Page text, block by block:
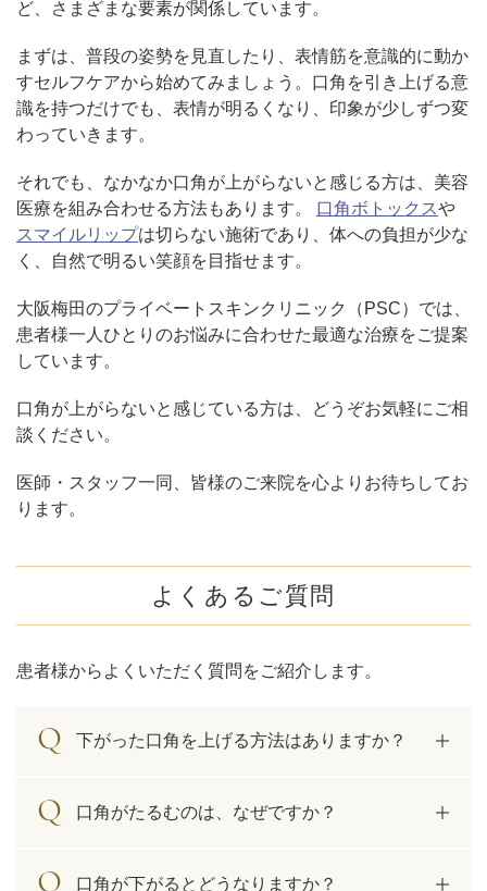
ど、さまざまな要素が関係しています。
まずは、普段の姿勢を見直したり、表情筋を意識的に動か
すセルフケアから始めてみましょう。口角を引き上げる意
識を持つだけでも、表情が明るくなり、印象が少しずつ変
わっていきます。
それでも、なかなか口角が上がらないと感じる方は、美容
医療を組み合わせる方法もあります。 口角ボトックスや
スマイルリップは切らない施術であり、体への負担が少な
く、自然で明るい笑顔を目指せます。
大阪梅田のプライベートスキンクリニック（PSC）では、
患者様一人ひとりのお悩みに合わせた最適な治療をご提案
しています。
口角が上がらないと感じている方は、どうぞお気軽にご相
談ください。
医師・スタッフ一同、皆様のご来院を心よりお待ちしてお
ります。
よくあるご質問
患者様からよくいただく質問をご紹介します。
下がった口角を上げる方法はありますか？
口角がたるむのは、なぜですか？
口角が下がるとどうなりますか？